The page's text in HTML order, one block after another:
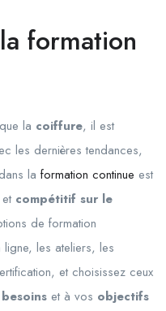
formation
la coiffure, il est
les dernières tendances,
la formation continue est
compétitif sur le
de formation
les ateliers, les
et choisissez ceux
et à vos objectifs